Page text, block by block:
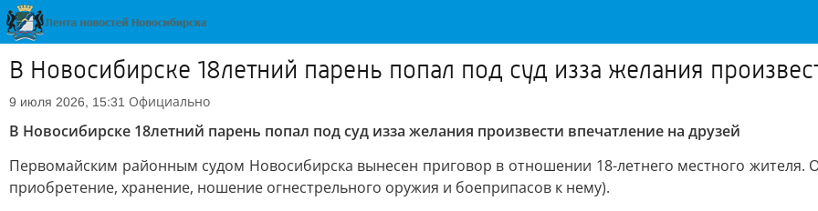
В Новосибирске 18летний парень попал под суд изза желания
9 июля 2026, 15:31 Официально
В Новосибирске 18летний парень попал под суд изза желания произвести впечатление на друзей
Первомайским районным судом Новосибирска вынесен приговор в отношении 18-летнего местного
приобретение, хранение, ношение огнестрельного оружия и боеприпасов к нему).